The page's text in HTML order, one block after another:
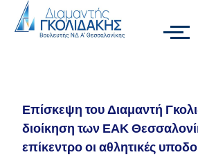
Επίσκεψη του Διαμαντή
διοίκηση των ΕΑΚ
επίκεντρο οι αθλητικές